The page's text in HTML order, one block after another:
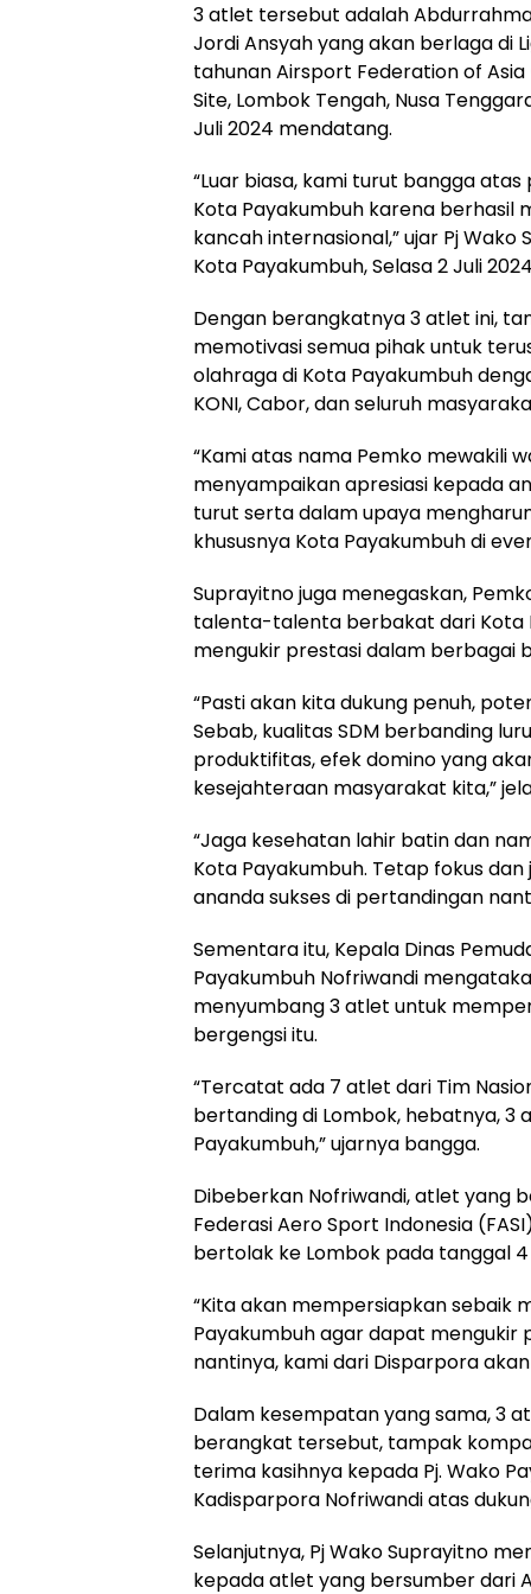
3 atlet tersebut adalah
Jordi Ansyah yang akan berlaga di
tahunan Airsport Federation of
Site, Lombok Tengah, Nusa
Juli 2024 mendatang.
“Luar biasa, kami turut bangga
Kota Payakumbuh karena berhasil
kancah internasional,” ujar Pj Wako
Kota Payakumbuh, Selasa 2 Juli
Dengan berangkatnya 3 atlet ini,
memotivasi semua pihak untuk
olahraga di Kota Payakumbuh
KONI, Cabor, dan seluruh
“Kami atas nama Pemko mewakili
menyampaikan apresiasi kepada
turut serta dalam upaya
khususnya Kota Payakumbuh di
Suprayitno juga menegaskan,
talenta-talenta berbakat dari Kota
mengukir prestasi dalam berbagai
“Pasti akan kita dukung penuh,
Sebab, kualitas SDM berbanding
produktifitas, efek domino yang
kesejahteraan masyarakat kita,”
“Jaga kesehatan lahir batin dan
Kota Payakumbuh. Tetap fokus
ananda sukses di pertandingan
Sementara itu, Kepala Dinas
Payakumbuh Nofriwandi
menyumbang 3 atlet untuk
bergengsi itu.
“Tercatat ada 7 atlet dari Tim
bertanding di Lombok, hebatnya,
Payakumbuh,” ujarnya bangga.
Dibeberkan Nofriwandi, atlet yang
Federasi Aero Sport Indonesia
bertolak ke Lombok pada tanggal 4
“Kita akan mempersiapkan sebaik
Payakumbuh agar dapat mengukir
nantinya, kami dari Disparpora
Dalam kesempatan yang sama, 3
berangkat tersebut, tampak
terima kasihnya kepada Pj. Wako
Kadisparpora Nofriwandi atas
Selanjutnya, Pj Wako Suprayitno
kepada atlet yang bersumber dari